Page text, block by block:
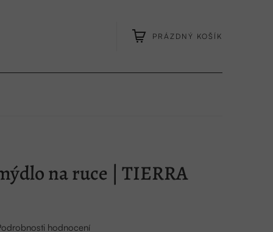
PRÁZDNÝ KOŠÍK
na ruce | TIERRA
hodnocení